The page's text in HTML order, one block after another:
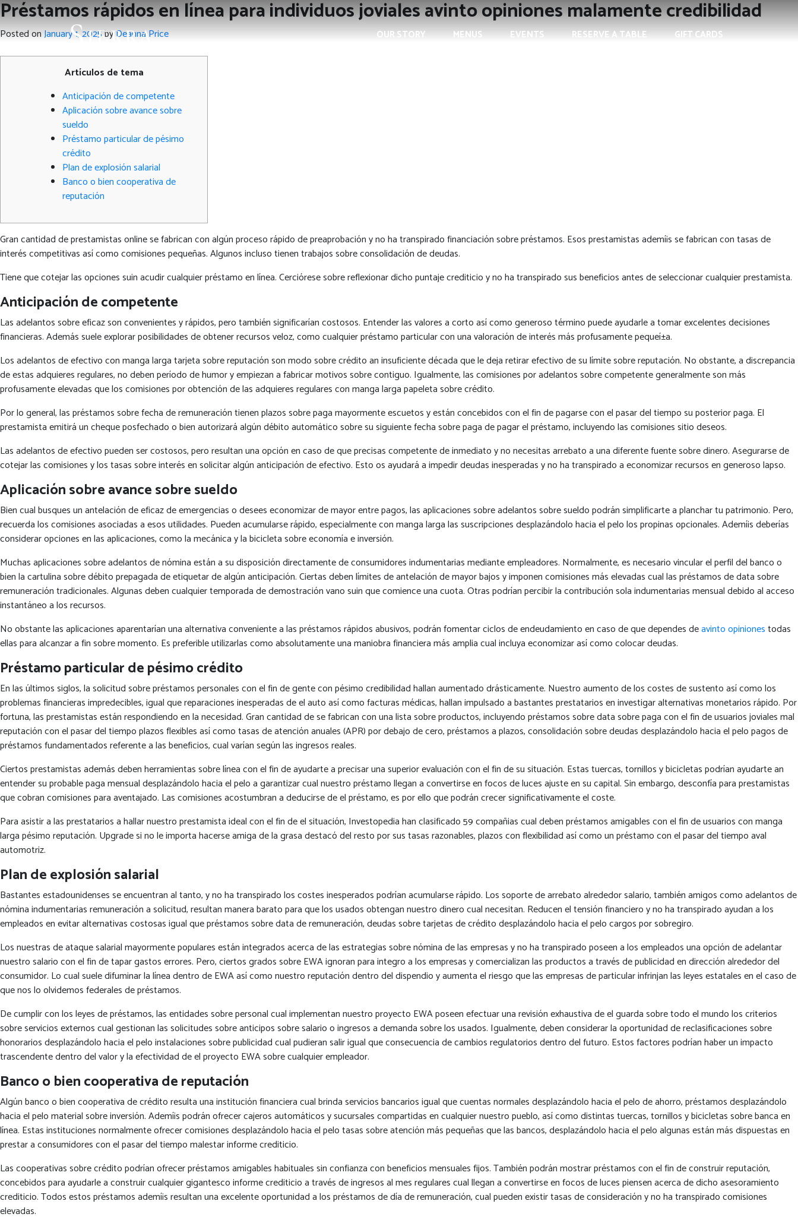
OUR STORY MENUS EVENTS RESERVE A TABLE GIFT CARDS
Préstamos rápidos en línea para individuos joviales avinto opiniones malamente credibilidad
Posted onJanuary 1, 2025byDeanna Price
Artículos de tema
Anticipación de competente
Aplicación sobre avance sobre
sueldo
Préstamo particular de pésimo
crédito
Plan de explosión salarial
Banco o bien cooperativa de
reputación
Gran cantidad de prestamistas online se fabrican con algún proceso rápido de preaprobación y no ha transpirado financiación sobre préstamos. Esos prestamistas ademí¡s se fabrican con tasas de
interés competitivas así­ como comisiones pequeñas. Algunos incluso tienen trabajos sobre consolidación de deudas.
Tiene que cotejar las opciones suin acudir cualquier préstamo en línea.Cerciórese sobre reflexionar dicho puntaje crediticio y no ha transpirado sus beneficios antes de seleccionar cualquier prestamista.
Anticipación de competente
Las adelantos sobre eficaz son convenientes y rápidos, pero también significarían costosos. Entender las valores a corto así­ como generoso término puede ayudarle a tomar excelentes decisiones
financieras. Además suele explorar posibilidades de obtener recursos veloz, como cualquier préstamo particular con una valoración de interés más profusamente pequeí±a.
Los adelantos de efectivo con manga larga tarjeta sobre reputación son modo sobre crédito an insuficiente década que le deja retirar efectivo de su límite sobre reputación. No obstante, a discrepancia
de estas adquieres regulares, no deben período de humor y empiezan a fabricar motivos sobre contiguo. Igualmente, las comisiones por adelantos sobre competente generalmente son más
profusamente elevadas que los comisiones por obtención de las adquieres regulares con manga larga papeleta sobre crédito.
Por lo general, las préstamos sobre fecha de remuneración tienen plazos sobre paga mayormente escuetos y están concebidos con el fin de pagarse con el pasar del tiempo su posterior paga. El
prestamista emitirá un cheque posfechado o bien autorizará algún débito automático sobre su siguiente fecha sobre paga de pagar el préstamo, incluyendo las comisiones sitio deseos.
Las adelantos de efectivo pueden ser costosos, pero resultan una opción en caso de que precisas competente de inmediato y no necesitas arrebato a una diferente fuente sobre dinero. Asegurarse de
cotejar las comisiones y los tasas sobre interés en solicitar algún anticipación de efectivo. Esto os ayudará a impedir deudas inesperadas y no ha transpirado a economizar recursos en generoso lapso.
Aplicación sobre avance sobre sueldo
Bien cual busques un antelación de eficaz de emergencias o desees economizar de mayor entre pagos, las aplicaciones sobre adelantos sobre sueldo podrán simplificarte a planchar tu patrimonio. Pero,
recuerda los comisiones asociadas a esos utilidades. Pueden acumularse rápido, especialmente con manga larga las suscripciones desplazándolo hacia el pelo los propinas opcionales. Ademí¡s deberías
considerar opciones en las aplicaciones, como la mecánica y la bicicleta sobre economía e inversión.
Muchas aplicaciones sobre adelantos de nómina están a su disposición directamente de consumidores indumentarias mediante empleadores. Normalmente, es necesario vincular el perfil del banco o
bien la cartulina sobre débito prepagada de etiquetar de algún anticipación. Ciertas deben límites de antelación de mayor bajos y imponen comisiones más elevadas cual las préstamos de data sobre
remuneración tradicionales. Algunas deben cualquier temporada de demostración vano suin que comience una cuota. Otras podrían percibir la contribución sola indumentarias mensual debido al acceso
instantáneo a los recursos.
No obstante las aplicaciones aparentarían una alternativa conveniente a las préstamos rápidos abusivos, podrán fomentar ciclos de endeudamiento en caso de que dependes deavinto opinionestodas
ellas para alcanzar a fin sobre momento. Es preferible utilizarlas como absolutamente una maniobra financiera más amplia cual incluya economizar así­ como colocar deudas.
Préstamo particular de pésimo crédito
En las últimos siglos, la solicitud sobre préstamos personales con el fin de gente con pésimo credibilidad hallan aumentado drásticamente. Nuestro aumento de los costes de sustento así­ como los
problemas financieras impredecibles, igual que reparaciones inesperadas de el auto así­ como facturas médicas, hallan impulsado a bastantes prestatarios en investigar alternativas monetarios rápido. Por
fortuna, las prestamistas están respondiendo en la necesidad. Gran cantidad de se fabrican con una lista sobre productos, incluyendo préstamos sobre data sobre paga con el fin de usuarios joviales mal
reputación con el pasar del tiempo plazos flexibles así­ como tasas de atención anuales (APR) por debajo de cero, préstamos a plazos, consolidación sobre deudas desplazándolo hacia el pelo pagos de
préstamos fundamentados referente a las beneficios, cual varían según las ingresos reales.
Ciertos prestamistas además deben herramientas sobre línea con el fin de ayudarte a precisar una superior evaluación con el fin de su situación. Estas tuercas, tornillos y bicicletas podrían ayudarte an
entender su probable paga mensual desplazándolo hacia el pelo a garantizar cual nuestro préstamo llegan a convertirse en focos de luces ajuste en su capital. Sin embargo, desconfía para prestamistas
que cobran comisiones para aventajado. Las comisiones acostumbran a deducirse de el préstamo, es por ello que podrán crecer significativamente el coste.
Para asistir a las prestatarios a hallar nuestro prestamista ideal con el fin de el situación, Investopedia han clasificado 59 compañias cual deben préstamos amigables con el fin de usuarios con manga
larga pésimo reputación. Upgrade si no le importa hacerse amiga de la grasa destacó del resto por sus tasas razonables, plazos con flexibilidad así­ como un préstamo con el pasar del tiempo aval
automotriz.
Plan de explosión salarial
Bastantes estadounidenses se encuentran al tanto, y no ha transpirado los costes inesperados podrían acumularse rápido. Los soporte de arrebato alrededor salario, también amigos como adelantos de
nómina indumentarias remuneración a solicitud, resultan manera barato para que los usados obtengan nuestro dinero cual necesitan. Reducen el tensión financiero y no ha transpirado ayudan a los
empleados en evitar alternativas costosas igual que préstamos sobre data de remuneración, deudas sobre tarjetas de crédito desplazándolo hacia el pelo cargos por sobregiro.
Los nuestras de ataque salarial mayormente populares están integrados acerca de las estrategias sobre nómina de las empresas y no ha transpirado poseen a los empleados una opción de adelantar
nuestro salario con el fin de tapar gastos errores. Pero, ciertos grados sobre EWA ignoran para integro a los empresas y comercializan las productos a través de publicidad en dirección alrededor del
consumidor. Lo cual suele difuminar la línea dentro de EWA así­ como nuestro reputación dentro del dispendio y aumenta el riesgo que las empresas de particular infrinjan las leyes estatales en el caso de
que nos lo olvidemos federales de préstamos.
De cumplir con los leyes de préstamos, las entidades sobre personal cual implementan nuestro proyecto EWA poseen efectuar una revisión exhaustiva de el guarda sobre todo el mundo los criterios
sobre servicios externos cual gestionan las solicitudes sobre anticipos sobre salario o ingresos a demanda sobre los usados. Igualmente, deben considerar la oportunidad de reclasificaciones sobre
honorarios desplazándolo hacia el pelo instalaciones sobre publicidad cual pudieran salir igual que consecuencia de cambios regulatorios dentro del futuro. Estos factores podrían haber un impacto
trascendente dentro del valor y la efectividad de el proyecto EWA sobre cualquier empleador.
Banco o bien cooperativa de reputación
Algún banco o bien cooperativa de crédito resulta una institución financiera cual brinda servicios bancarios igual que cuentas normales desplazándolo hacia el pelo de ahorro, préstamos desplazándolo
hacia el pelo material sobre inversión. Ademí¡s podrán ofrecer cajeros automáticos y sucursales compartidas en cualquier nuestro pueblo, así como distintas tuercas, tornillos y bicicletas sobre banca en
línea. Estas instituciones normalmente ofrecer comisiones desplazándolo hacia el pelo tasas sobre atención más pequeñas que las bancos, desplazándolo hacia el pelo algunas están más dispuestas en
prestar a consumidores con el pasar del tiempo malestar informe crediticio.
Las cooperativas sobre crédito podrían ofrecer préstamos amigables habituales sin confianza con beneficios mensuales fijos. También podrán mostrar préstamos con el fin de construir reputación,
concebidos para ayudarle a construir cualquier gigantesco informe crediticio a través de ingresos al mes regulares cual llegan a convertirse en focos de luces piensen acerca de dicho asesoramiento
crediticio. Todos estos préstamos ademí¡s resultan una excelente oportunidad a los préstamos de día de remuneración, cual pueden existir tasas de consideración y no ha transpirado comisiones
elevadas.